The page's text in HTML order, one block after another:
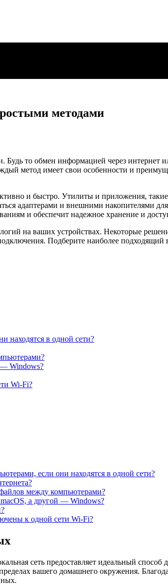
методами
то обмен информацией через интернет
метод имеет свои особенности и
и быстро. Утилиты и приложения,
адаптерами и внешними накопителями
и обеспечит надежное хранение и
на ваших устройствах. Некоторые
Подберите наиболее подходящий
находятся в одной сети?
— Windows?
Wi-Fi?
если они находятся в одной сети?
между компьютерами?
а другой — Windows?
к одной сети Wi-Fi?
сеть предоставляет идеальный
вашего домашнего окружения.